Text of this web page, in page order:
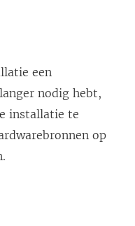
een
nodig hebt,
installatie te
op